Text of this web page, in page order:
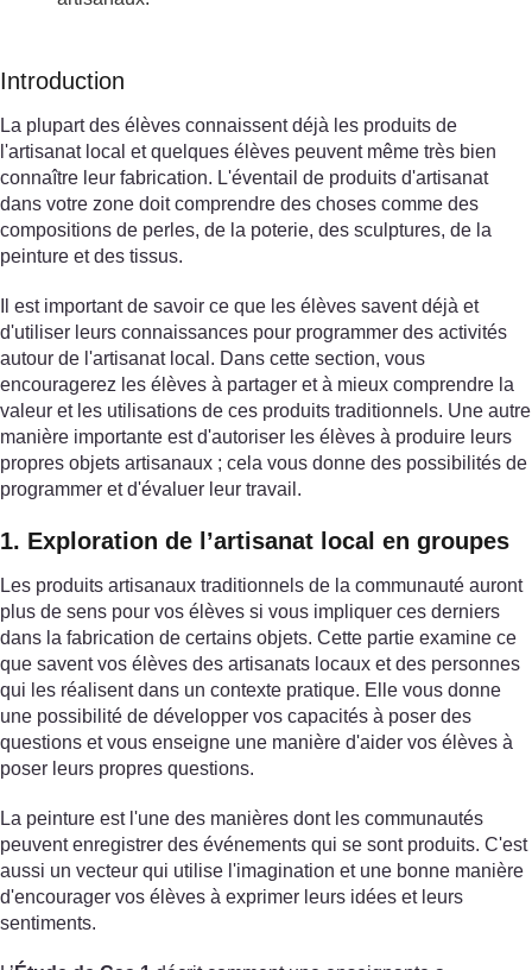
Introduction
La plupart des élèves connaissent déjà les produits de
l'artisanat local et quelques élèves peuvent même très bien
connaître leur fabrication. L'éventail de produits d'artisanat
dans votre zone doit comprendre des choses comme des
compositions de perles, de la poterie, des sculptures, de la
peinture et des tissus.
Il est important de savoir ce que les élèves savent déjà et
d'utiliser leurs connaissances pour programmer des activités
autour de l'artisanat local. Dans cette section, vous
encouragerez les élèves à partager et à mieux comprendre la
valeur et les utilisations de ces produits traditionnels. Une autre
manière importante est d'autoriser les élèves à produire leurs
propres objets artisanaux ; cela vous donne des possibilités de
programmer et d'évaluer leur travail.
1. Exploration de l’artisanat local en groupes
Les produits artisanaux traditionnels de la communauté auront
plus de sens pour vos élèves si vous impliquer ces derniers
dans la fabrication de certains objets. Cette partie examine ce
que savent vos élèves des artisanats locaux et des personnes
qui les réalisent dans un contexte pratique. Elle vous donne
une possibilité de développer vos capacités à poser des
questions et vous enseigne une manière d'aider vos élèves à
poser leurs propres questions.
La peinture est l'une des manières dont les communautés
peuvent enregistrer des événements qui se sont produits. C'est
aussi un vecteur qui utilise l'imagination et une bonne manière
d'encourager vos élèves à exprimer leurs idées et leurs
sentiments.